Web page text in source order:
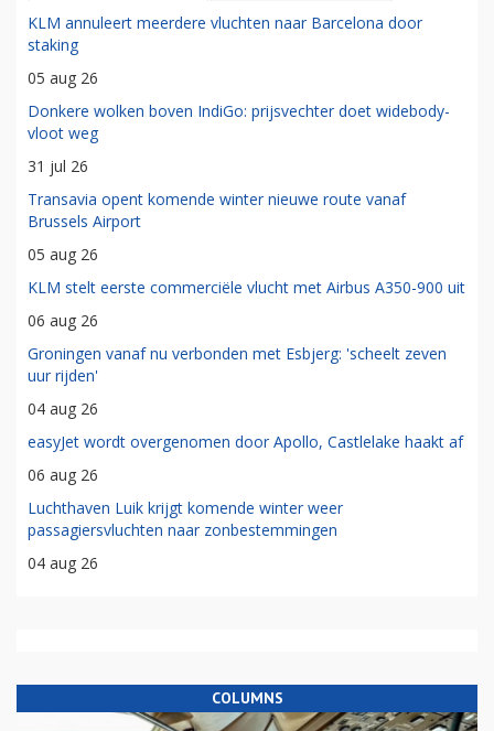
KLM annuleert meerdere vluchten naar Barcelona door
staking
05 aug 26
Donkere wolken boven IndiGo: prijsvechter doet widebody-
vloot weg
31 jul 26
Transavia opent komende winter nieuwe route vanaf
Brussels Airport
05 aug 26
KLM stelt eerste commerciële vlucht met Airbus A350-900 uit
06 aug 26
Groningen vanaf nu verbonden met Esbjerg: 'scheelt zeven
uur rijden'
04 aug 26
easyJet wordt overgenomen door Apollo, Castlelake haakt af
06 aug 26
Luchthaven Luik krijgt komende winter weer
passagiersvluchten naar zonbestemmingen
04 aug 26
COLUMNS